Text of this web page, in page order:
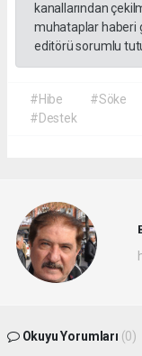
kanallarından
muhataplar haberi
editörü sorumlu
#Hibe #Söke
#Destek
Okuyu Yorumları (0)